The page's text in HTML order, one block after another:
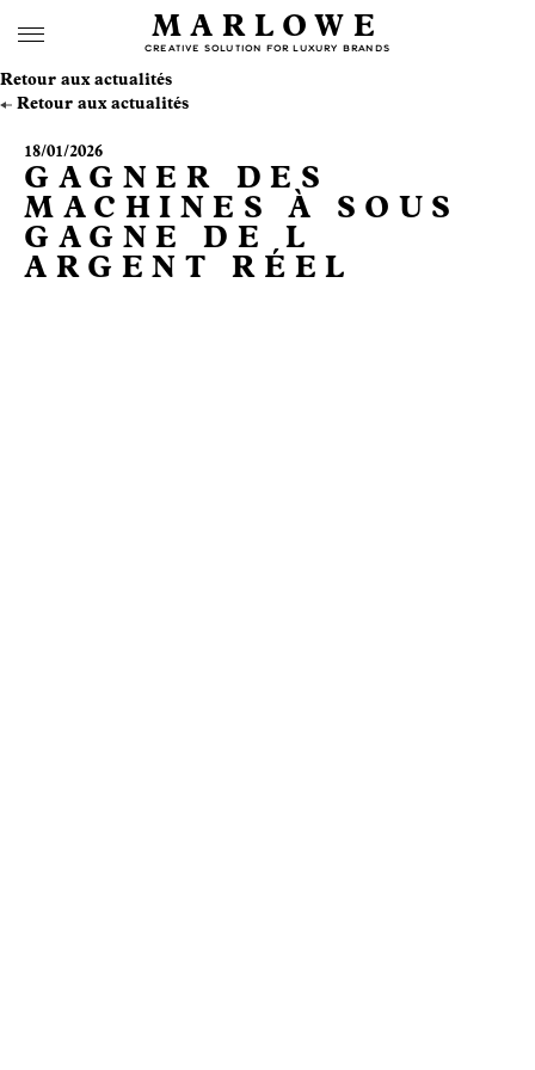
MARLOWE
CREATIVE SOLUTION FOR LUXURY BRANDS
Retour aux actualités
Retour aux actualités
18/01/2026
GAGNER DES
MACHINES À SOUS
GAGNE DE L
ARGENT RÉEL